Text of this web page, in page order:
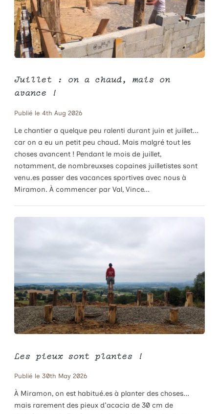
Juillet : on a chaud, mais on
avance !
Publié le 4th Aug 2026
Le chantier a quelque peu ralenti durant juin et juillet...
car on a eu un petit peu chaud. Mais malgré tout les
choses avancent ! Pendant le mois de juillet,
notamment, de nombreuxses copaines juilletistes sont
venu.es passer des vacances sportives avec nous à
Miramon. À commencer par Val, Vince...
Les pieux sont plantés !
Publié le 30th May 2026
À Miramon, on est habitué.es à planter des choses...
mais rarement des pieux d'acacia de 30 cm de